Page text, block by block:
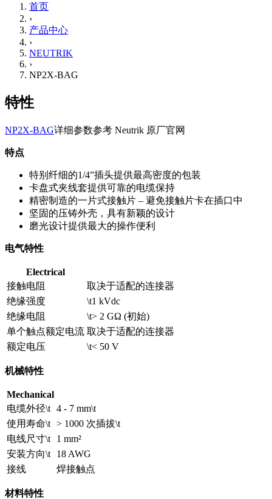
首页
›
产品中心
›
NEUTRIK
›
NP2X-BAG
特性
NP2X-BAG详细参数参考 Neutrik 原厂官网
特点
特别纤细的1/4”插头提供最高密度的包装
卡盘式夹线套提供可靠的电缆保持
精密制造的一片式接触片 – 避免接触片卡在插口中
坚固的压铸外壳，具有新颖的设计
磨光设计提供最大的操作便利
电气特性
Electrical
接触电阻
取决于适配的连接器
绝缘强度
\t1 kVdc
绝缘电阻
\t> 2 GΩ (初始)
单个触点额定电流 取决于适配的连接器
额定电压
\t< 50 V
机械特性
Mechanical
电缆外径\t 4 - 7 mm\t
使用寿命\t > 1000 次插拔\t
电线尺寸\t
1 mm²
安装方向\t
18 AWG
接线
焊接触点
材料特性